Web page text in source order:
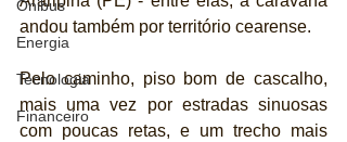
Ônibus
Energia
Tecnologia
Financeiro
andou também por território cearense.
Pelo caminho, piso bom de cascalho,
mais uma vez por estradas sinuosas
com poucas retas, e um trecho mais